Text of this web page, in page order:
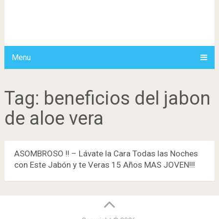
Menu
Tag: beneficios del jabon
de aloe vera
ASOMBROSO !! – Lávate la Cara Todas las Noches
con Este Jabón y te Veras 15 Años MAS JOVEN!!!